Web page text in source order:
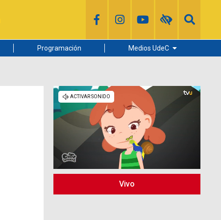
Programación Medios UdeC
Radio UdeC
Noticias UdeC
La Discusión
Vivo